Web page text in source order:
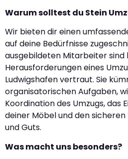
Warum solltest du Stein
Wir bieten dir einen
auf deine Bedürfnisse
ausgebildeten Mitarbeiter sind
Herausforderungen eines
Ludwigshafen vertraut. Sie
organisatorischen Aufgaben,
Koordination des Umzugs, das
deiner Möbel und den
und Guts.
Was macht uns besonders?